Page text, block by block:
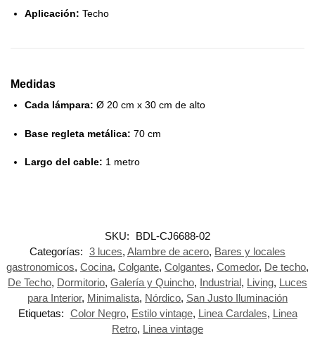
Aplicación: Techo
Medidas
Cada lámpara: Ø 20 cm x 30 cm de alto
Base regleta metálica: 70 cm
Largo del cable: 1 metro
SKU:
BDL-CJ6688-02
Categorías: 3 luces, Alambre de acero, Bares y locales
gastronomicos, Cocina, Colgante, Colgantes, Comedor, De techo,
De Techo, Dormitorio, Galería y Quincho, Industrial, Living, Luces
para Interior, Minimalista, Nórdico, San Justo Iluminación
Etiquetas: Color Negro, Estilo vintage, Linea Cardales, Linea
Retro, Linea vintage